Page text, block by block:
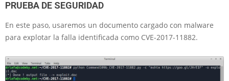
PRUEBA DE SEGURIDAD
En este paso, usaremos un documento cargado con malware
para explotar la falla identificada como CVE-2017-11882.